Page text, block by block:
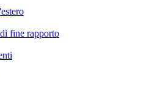
fine rapporto